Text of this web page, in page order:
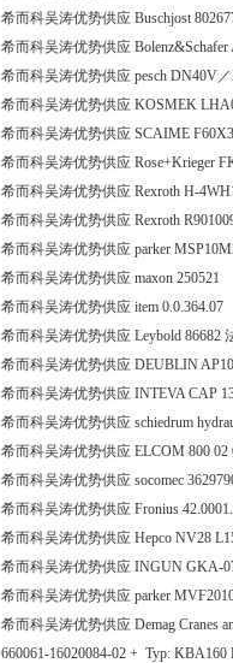
希而科吴涛优势供应 Buschjost
希而科吴涛优势供应
希而科吴涛优势供应 pesch DN40V
希而科吴涛优势供应 KOSMEK
希而科吴涛优势供应 SCAIME
希而科吴涛优势供应 Rose+Krieger
希而科吴涛优势供应 Rexroth H-
希而科吴涛优势供应 Rexroth
希而科吴涛优势供应 parker
希而科吴涛优势供应 maxon 250521
希而科吴涛优势供应 item 0.0.364.07
希而科吴涛优势供应 Leybold 86682
希而科吴涛优势供应 DEUBLIN
希而科吴涛优势供应 INTEVA CAP
希而科吴涛优势供应 schiedrum
希而科吴涛优势供应 ELCOM 800 02
希而科吴涛优势供应 socomec
希而科吴涛优势供应 Fronius
希而科吴涛优势供应 Hepco NV28
希而科吴涛优势供应 INGUN GKA-
希而科吴涛优势供应 parker
希而科吴涛优势供应 Demag Cranes
660061-16020084-02 + Typ: